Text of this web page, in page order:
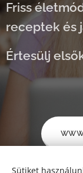
Friss
receptek és
Értesülj
Sütiket